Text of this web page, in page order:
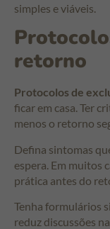
simples e viáveis.
retorno
Protocolos de
ficar em casa. Ter
menos o retorno
Defina sintomas
espera. Em muitos
prática antes do
Tenha formulários
reduz discussões